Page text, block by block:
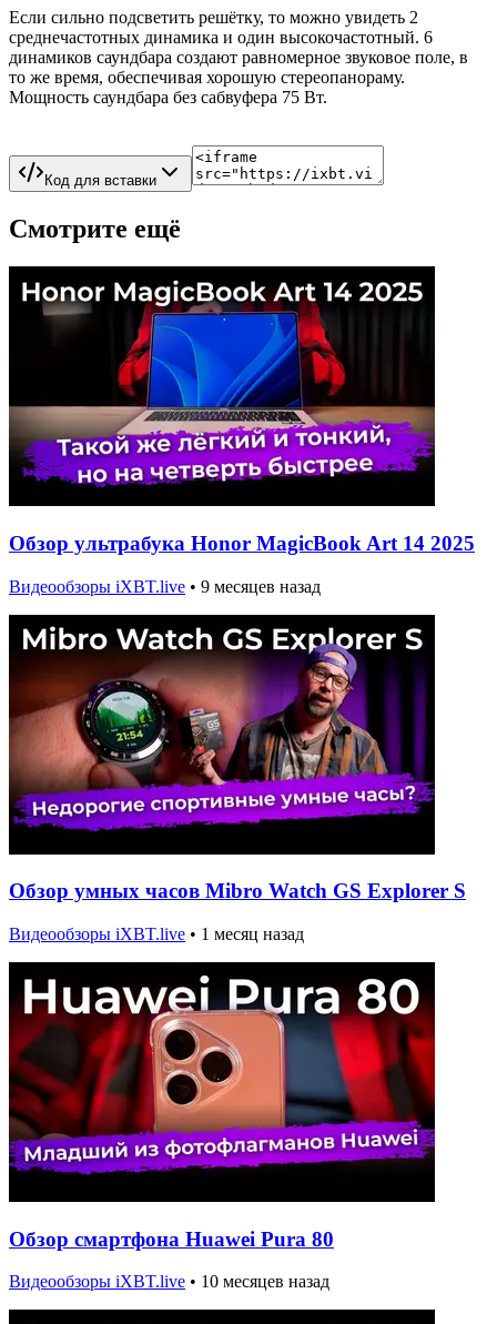
Если сильно подсветить решётку, то можно увидеть 2
среднечастотных динамика и один высокочастотный. 6
динамиков саундбара создают равномерное звуковое поле, в
то же время, обеспечивая хорошую стереопанораму.
Мощность саундбара без сабвуфера 75 Вт.
Код для вставки
Смотрите ещё
Обзор ультрабука Honor MagicBook Art 14 2025
Видеообзоры iXBT.live • 9 месяцев назад
Обзор умных часов Mibro Watch GS Explorer S
Видеообзоры iXBT.live • 1 месяц назад
Обзор смартфона Huawei Pura 80
Видеообзоры iXBT.live • 10 месяцев назад